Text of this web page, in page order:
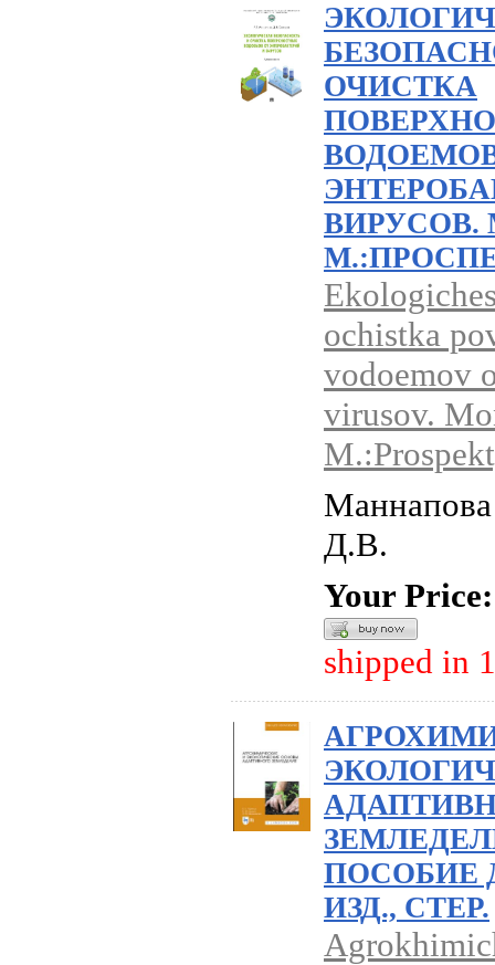
ОЧИСТКА
ВИРУСОВ.
ochistka
vodoemov
virusov.
Д.В.
Your Price:
shipped in
ПОСОБИЕ
ИЗД., СТЕР.